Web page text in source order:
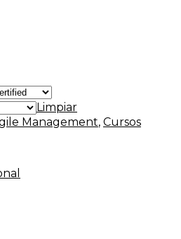
Limpiar
Management, Cursos